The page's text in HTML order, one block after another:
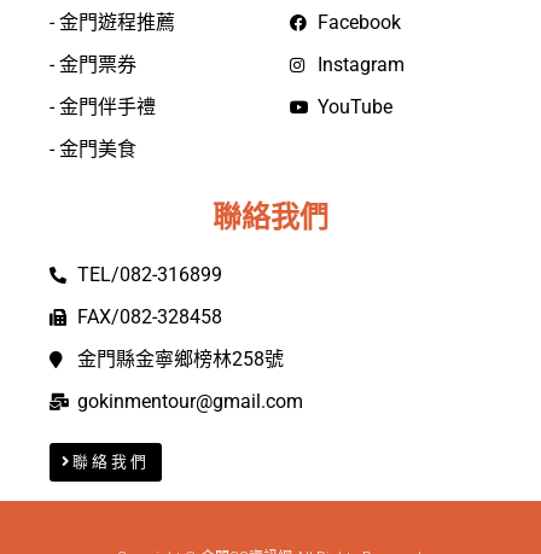
- 金門遊程推薦
- 金門票券
- 金門伴手禮
- 金門美食
Facebook
Instagram
YouTube
聯絡我們
TEL/082-316899
FAX/082-328458
金門縣金寧鄉榜林258號
gokinmentour@gmail.com
聯絡我們